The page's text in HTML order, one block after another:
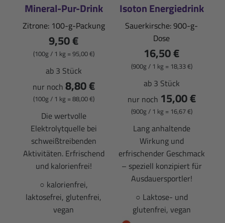
Mineral-Pur-Drink
Zitrone: 100-g-Packung
9,50 €
(100g / 1 kg = 95,00 €)
ab 3 Stück
nur noch 8,80 €
(100g / 1 kg = 88,00 €)
Die wertvolle
Elektrolytquelle bei
schweißtreibenden
Aktivitäten. Erfrischend
und kalorienfrei!
○ kalorienfrei,
laktosefrei, glutenfrei,
vegan
Isoton Energiedrink
Sauerkirsche: 900-g-
Dose
16,50 €
(900g / 1 kg = 18,33 €)
ab 3 Stück
nur noch 15,00 €
(900g / 1 kg = 16,67 €)
Lang anhaltende
Wirkung und
erfrischender Geschmack
– speziell konzipiert für
Ausdauersportler!
○ Laktose- und
glutenfrei, vegan